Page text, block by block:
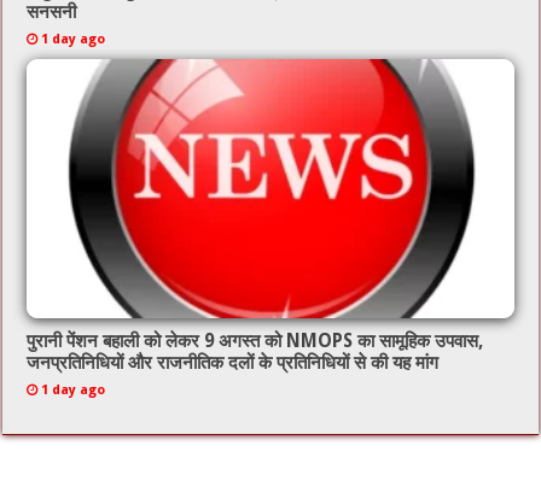
सनसनी
1 day ago
पुरानी पेंशन बहाली को लेकर 9 अगस्त को NMOPS का सामूहिक उपवास,
जनप्रतिनिधियों और राजनीतिक दलों के प्रतिनिधियों से की यह मांग
1 day ago